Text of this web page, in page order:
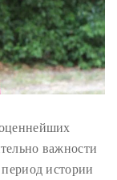
важности
истории